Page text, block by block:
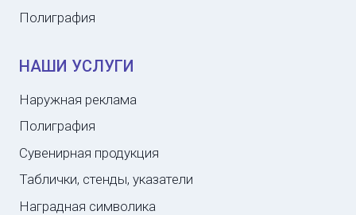
Полиграфия
НАШИ УСЛУГИ
Наружная реклама
Полиграфия
Сувенирная продукция
Таблички, стенды, указатели
Наградная символика